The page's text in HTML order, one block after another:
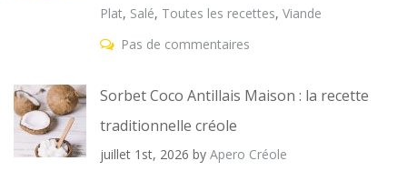
Plat, Salé, Toutes les recettes, Viande
Pas de commentaires
Sorbet Coco Antillais Maison : la recette
traditionnelle créole
juillet 1st, 2026 by Apero Créole